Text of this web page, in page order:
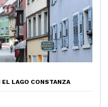
EL LAGO CONSTANZA